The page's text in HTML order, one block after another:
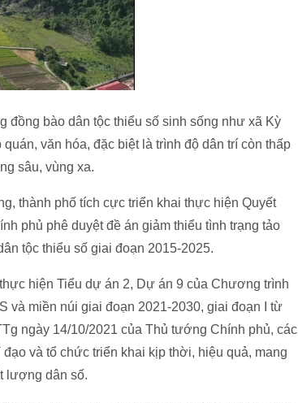
đồng bào dân tộc thiểu số sinh sống như xã Kỳ
văn hóa, đặc biệt là trình độ dân trí còn thấp
sâu, vùng xa.
thành phố tích cực triển khai thực hiện Quyết
phủ phê duyệt đề án giảm thiểu tình trạng tảo
tộc thiểu số giai đoạn 2015-2025.
hiện Tiểu dự án 2, Dự án 9 của Chương trình
và miền núi giai đoạn 2021-2030, giai đoạn I từ
ngày 14/10/2021 của Thủ tướng Chính phủ, các
và tổ chức triển khai kịp thời, hiệu quả, mang
lượng dân số.